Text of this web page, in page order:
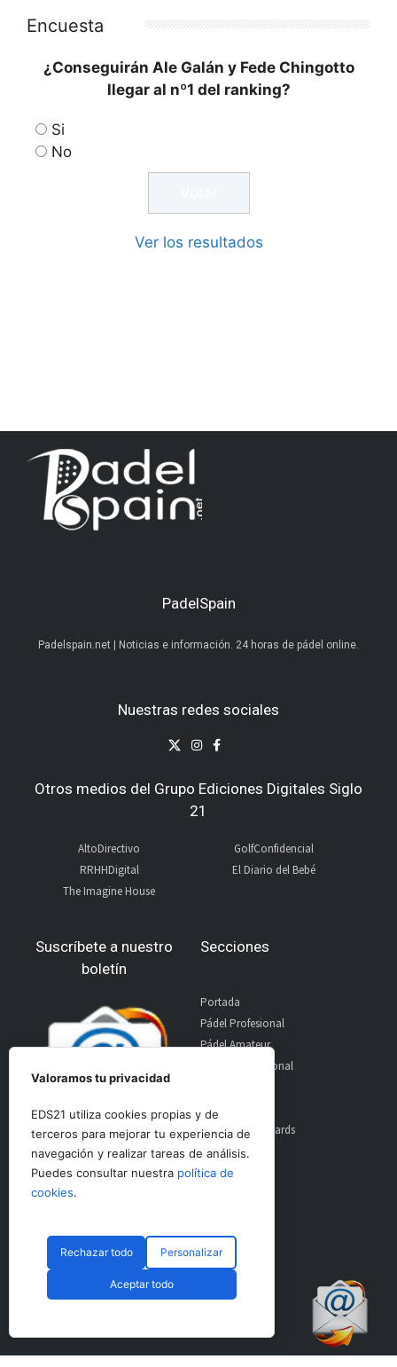
Encuesta
¿Conseguirán Ale Galán y Fede Chingotto
llegar al nº1 del ranking?
Si
No
Ver los resultados
PadelSpain
Padelspain.net | Noticias e información. 24 horas de pádel online.
Nuestras redes sociales
Otros medios del Grupo Ediciones Digitales Siglo
21
AltoDirectivo
RRHHDigital
The Imagine House
GolfConfidencial
El Diario del Bebé
Suscríbete a nuestro
boletín
Secciones
Portada
Pádel Profesional
Pádel Amateur
Pádel Internacional
Material
World Padel Awards
Contacto
Publicidad
© CopyRight 2024 PadelSpain
Valoramos tu privacidad
EDS21 utiliza cookies propias y de
terceros para mejorar tu experiencia de
navegación y realizar tareas de análisis.
Puedes consultar nuestra política de
cookies.
Rechazar todo Personalizar
Aceptar todo